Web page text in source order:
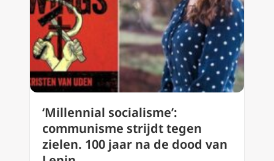
‘Millennial socialisme’:
communisme strijdt tegen
zielen. 100 jaar na de dood van